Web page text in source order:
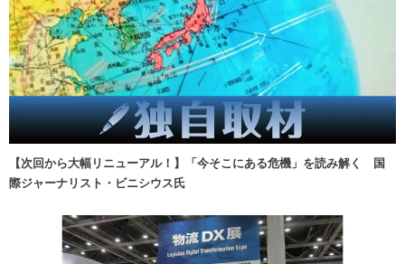
【次回から大幅リニューアル！】「今そこにある危機」を読み解く 国
際ジャーナリスト・ビニシウス氏